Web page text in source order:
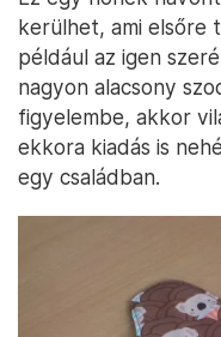
kerülhet, ami elsőre
például az igen
nagyon alacsony
figyelembe, akkor
ekkora kiadás is
egy családban.